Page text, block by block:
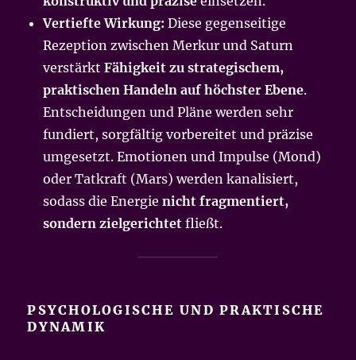
Vertiefte Wirkung: Diese gegenseitige
Rezeption zwischen Merkur und Saturn
verstärktFähigkeit zu strategischem,
praktischen Handeln auf höchster Ebene.
Entscheidungen und Pläne werden sehr
fundiert, sorgfältig vorbereitet und präzise
umgesetzt. Emotionen und Impulse (Mond)
oder Tatkraft (Mars) werden kanalisiert,
sodass die Energienicht fragmentiert,
sondern zielgerichtet fließt.
PSYCHOLOGISCHE UND PRAKTISCHE
DYNAMIK